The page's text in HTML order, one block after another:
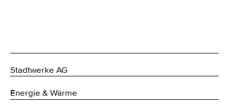
Stadtwerke AG
Energie & Wärme